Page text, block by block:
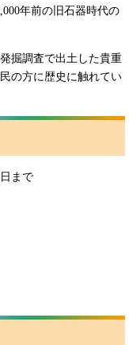
年前の旧石器時代の
掘調査で出土した貴重
の方に歴史に触れてい
まで